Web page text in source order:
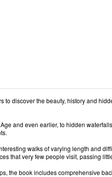
discover the beauty, history and
and even earlier, to hidden
walks of varying length and
that very few people visit, passing
the book includes comprehensive